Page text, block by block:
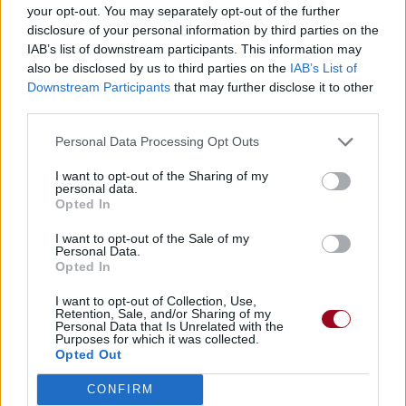
your opt-out. You may separately opt-out of the further
disclosure of your personal information by third parties on the
IAB’s list of downstream participants. This information may
also be disclosed by us to third parties on the IAB’s List of
Downstream Participants that may further disclose it to other
Personal Data Processing Opt Outs
I want to opt-out of the Sharing of my
personal data.
Opted In
I want to opt-out of the Sale of my
Personal Data.
Opted In
I want to opt-out of Collection, Use,
Retention, Sale, and/or Sharing of my
Personal Data that Is Unrelated with the
Purposes for which it was collected.
Opted Out
CONFIRM